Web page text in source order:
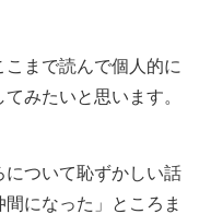
まで読んで個人的に
みたいと思います。
ついて恥ずかしい話
になった」ところま